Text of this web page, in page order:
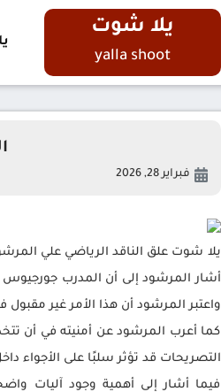
يلا شوت
yalla shoot
فبراير 28, 2026
يلا شوت علق الناقد الرياضي علي
أشار المرشود إلى أن المدرب
واعتبر المرشود أن هذا الأمر غير مقبول
كما أعرب المرشود عن أمنيته في أن
التصريحات قد تؤثر سلبًا على الأجواء
فيما أشار إلى أهمية وجود آليات